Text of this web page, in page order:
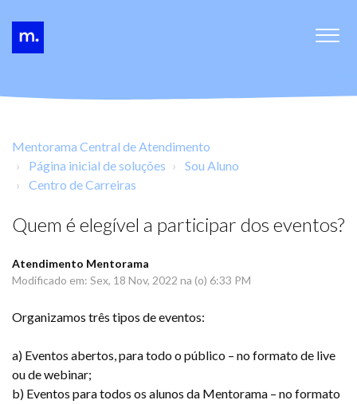
Mentorama Central de Atendimento
Página inicial de soluções
Sou Aluno
Centro de Carreiras
Quem é elegível a participar dos eventos?
Atendimento Mentorama
Modificado em: Sex, 18 Nov, 2022 na (o) 6:33 PM
Organizamos três tipos de eventos:
a) Eventos abertos, para todo o público – no formato de live
ou de webinar;
b) Eventos para todos os alunos da Mentorama – no formato